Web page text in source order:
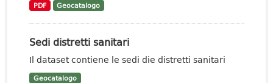
PDF Geocatalogo
Sedi distretti sanitari
Il dataset contiene le sedi die distretti sanitari
Geocatalogo